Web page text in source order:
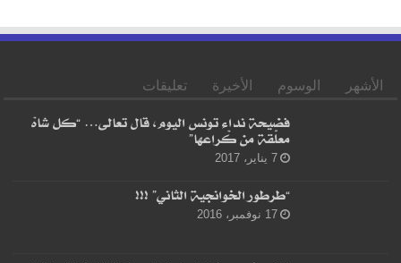
الأشهر الوسوم الأخيرة تعليقات
فضيحة نداء تونس اليوم، قال تعالى… “كل شاهْ
معلّقة من كْراعها”
7 يناير، 2017
“طرطور الخوانجية الثاني” !!!
17 نوفمبر، 2016